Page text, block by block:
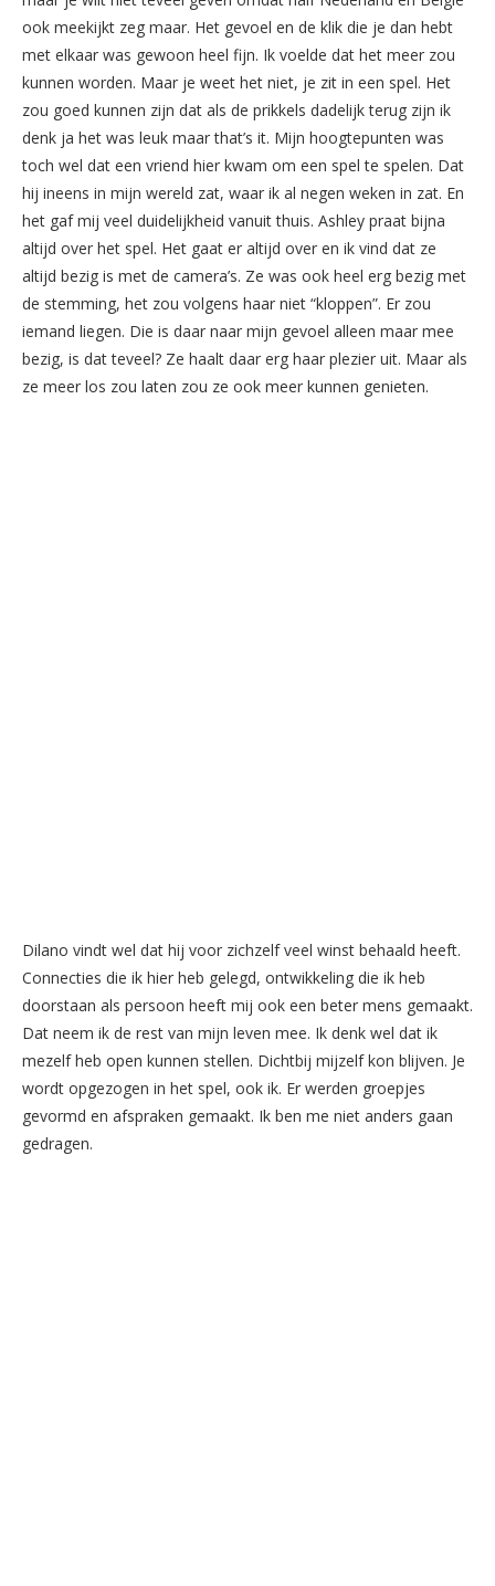
ook meekijkt zeg maar. Het gevoel en de klik die je dan hebt
met elkaar was gewoon heel fijn. Ik voelde dat het meer zou
kunnen worden. Maar je weet het niet, je zit in een spel. Het
zou goed kunnen zijn dat als de prikkels dadelijk terug zijn ik
denk ja het was leuk maar that’s it. Mijn hoogtepunten was
toch wel dat een vriend hier kwam om een spel te spelen. Dat
hij ineens in mijn wereld zat, waar ik al negen weken in zat. En
het gaf mij veel duidelijkheid vanuit thuis. Ashley praat bijna
altijd over het spel. Het gaat er altijd over en ik vind dat ze
altijd bezig is met de camera’s. Ze was ook heel erg bezig met
de stemming, het zou volgens haar niet “kloppen”. Er zou
iemand liegen. Die is daar naar mijn gevoel alleen maar mee
bezig, is dat teveel? Ze haalt daar erg haar plezier uit. Maar als
ze meer los zou laten zou ze ook meer kunnen genieten.
Dilano vindt wel dat hij voor zichzelf veel winst behaald heeft.
Connecties die ik hier heb gelegd, ontwikkeling die ik heb
doorstaan als persoon heeft mij ook een beter mens gemaakt.
Dat neem ik de rest van mijn leven mee. Ik denk wel dat ik
mezelf heb open kunnen stellen. Dichtbij mijzelf kon blijven. Je
wordt opgezogen in het spel, ook ik. Er werden groepjes
gevormd en afspraken gemaakt. Ik ben me niet anders gaan
gedragen.